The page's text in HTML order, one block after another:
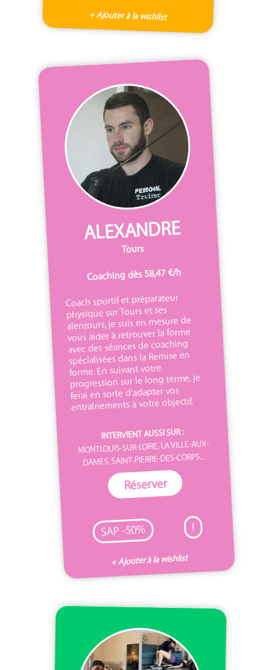
+ Ajouter à la wishlist
ALEXANDRE
Tours
Coaching dès 58,47 €/h
Coach sportif et préparateur
physique sur Tours et ses
alentours, je suis en mesure de
vous aider à retrouver la forme
avec des séances de coaching
spécialisées dans la Remise en
forme. En suivant votre
progression sur le long terme, je
ferai en sorte d'adapter vos
entraînements à votre objectif.
INTERVIENT AUSSI SUR :
MONTLOUIS-SUR-LOIRE, LA VILLE-AUX-
DAMES, SAINT-PIERRE-DES-CORPS...
Réserver
SAP -50% I
+ Ajouter à la wishlist